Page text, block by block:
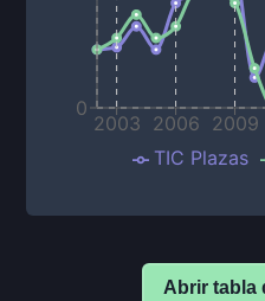
2003 2006 2009
0
TIC Plazas
Abrir tabla